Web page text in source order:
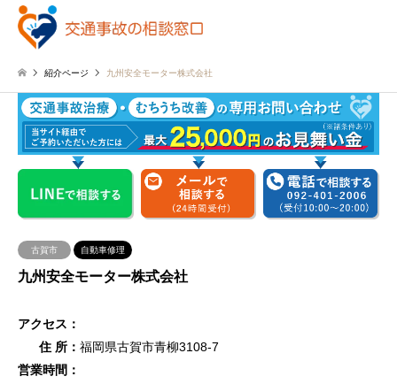
紹介ページ 九州安全モーター株式会社
古賀市 自動車修理
九州安全モーター株式会社
アクセス：
住 所： 福岡県古賀市青柳3108-7
営業時間：